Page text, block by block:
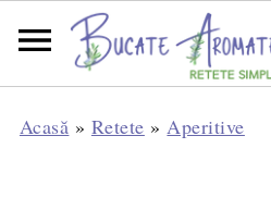
Acasă » Retete »Aperitive